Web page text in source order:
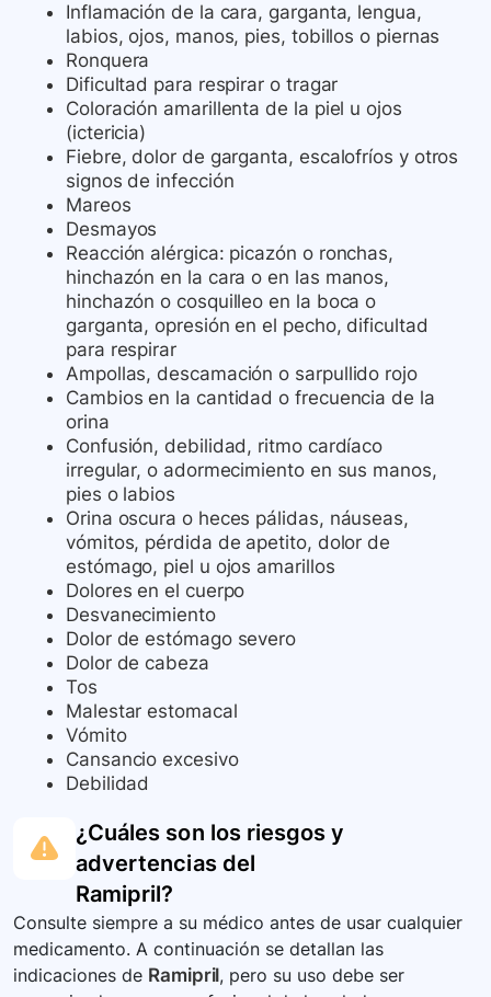
Inflamación de la cara, garganta, lengua,
labios, ojos, manos, pies, tobillos o piernas
Ronquera
Dificultad para respirar o tragar
Coloración amarillenta de la piel u ojos
(ictericia)
Fiebre, dolor de garganta, escalofríos y otros
signos de infección
Mareos
Desmayos
Reacción alérgica: picazón o ronchas,
hinchazón en la cara o en las manos,
hinchazón o cosquilleo en la boca o
garganta, opresión en el pecho, dificultad
para respirar
Ampollas, descamación o sarpullido rojo
Cambios en la cantidad o frecuencia de la
orina
Confusión, debilidad, ritmo cardíaco
irregular, o adormecimiento en sus manos,
pies o labios
Orina oscura o heces pálidas, náuseas,
vómitos, pérdida de apetito, dolor de
estómago, piel u ojos amarillos
Dolores en el cuerpo
Desvanecimiento
Dolor de estómago severo
Dolor de cabeza
Tos
Malestar estomacal
Vómito
Cansancio excesivo
Debilidad
¿Cuáles son los riesgos y
advertencias del
Ramipril?
Consulte siempre a su médico antes de usar cualquier
medicamento. A continuación se detallan las
indicaciones de Ramipril, pero su uso debe ser